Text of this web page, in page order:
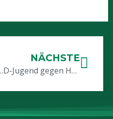
2024
NÄCHSTE
D-Jugend gegen HSV Dresden 2. (18:7) und gegen SSV Lommatzsch (20:15)